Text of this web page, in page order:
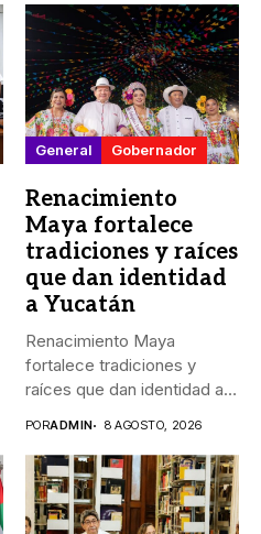
General Gobernador
Renacimiento
Maya fortalece
tradiciones y raíces
que dan identidad
a Yucatán
Renacimiento Maya
fortalece tradiciones y
raíces que dan identidad a
PORADMIN 8 AGOSTO, 2026